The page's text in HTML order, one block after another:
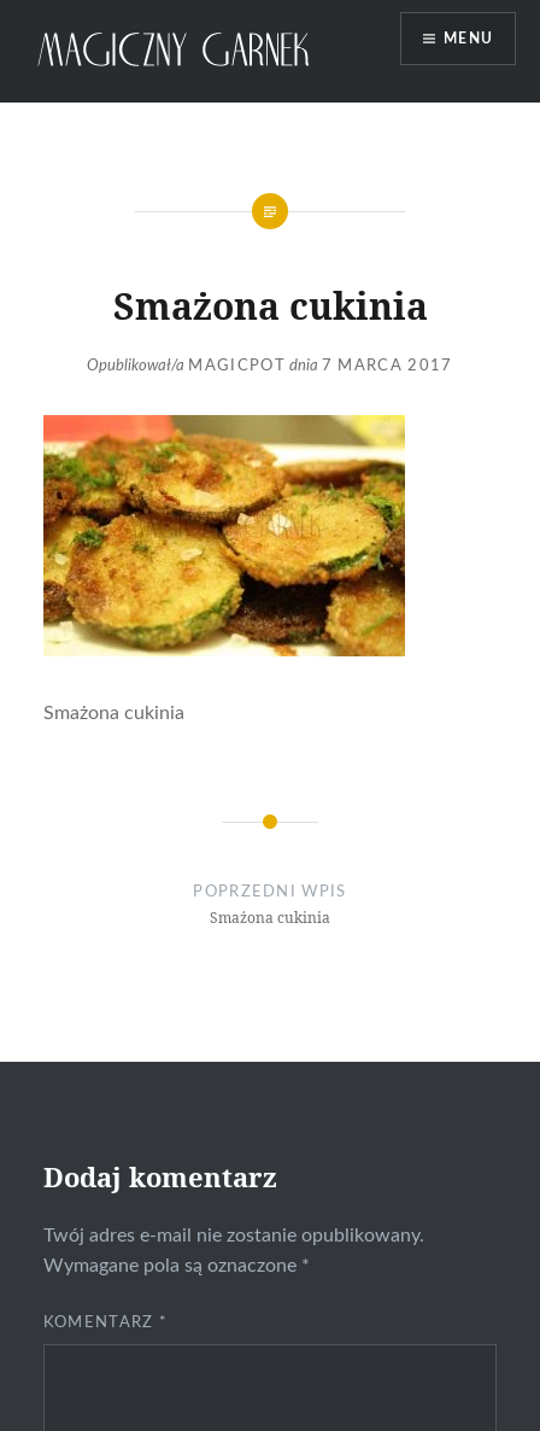
Magiczny Garnek
MENU
Smażona cukinia
Opublikował/a MAGICPOT dnia 7 MARCA 2017
Smażona cukinia
POPRZEDNI WPIS
Smażona cukinia
Dodaj komentarz
Twój adres e-mail nie zostanie opublikowany.
Wymagane pola są oznaczone *
KOMENTARZ *